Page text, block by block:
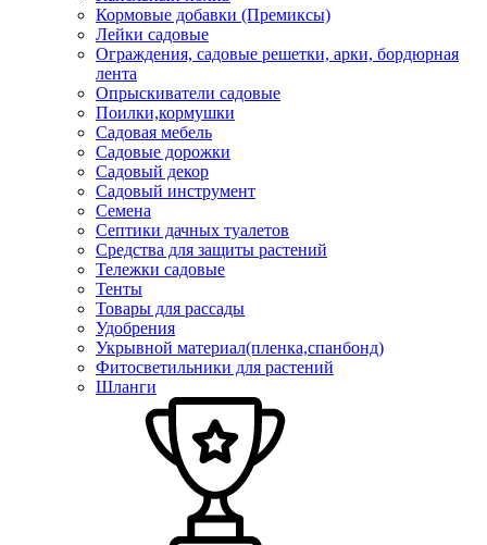
Кормовые добавки (Премиксы)
Лейки садовые
Ограждения, садовые решетки, арки, бордюрная
лента
Опрыскиватели садовые
Поилки,кормушки
Садовая мебель
Садовые дорожки
Садовый декор
Садовый инструмент
Семена
Септики дачных туалетов
Средства для защиты растений
Тележки садовые
Тенты
Товары для рассады
Удобрения
Укрывной материал(пленка,спанбонд)
Фитосветильники для растений
Шланги